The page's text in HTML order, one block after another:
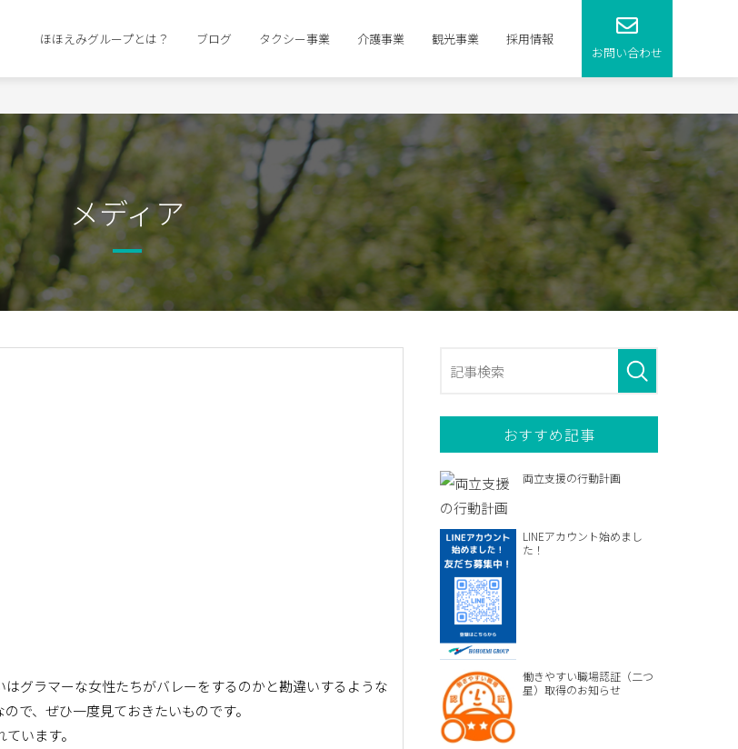
ほほえみグループとは？ ブログ タクシー事業 介護事業 観光事業 採用情報
お問い合わせ
メディア
グラマーな女性たちがバレーをするのかと勘違いするような
で、ぜひ一度見ておきたいものです。
います。
おすすめ記事
両立支援の行動計画
LINEアカウント始めまし
た！
働きやすい職場認証（二つ
星）取得のお知らせ